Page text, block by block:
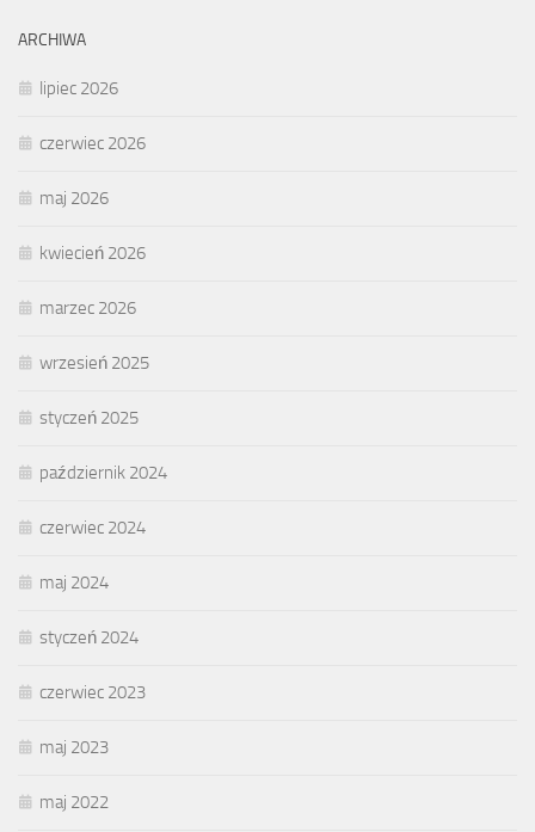
ARCHIWA
lipiec 2026
czerwiec 2026
maj 2026
kwiecień 2026
marzec 2026
wrzesień 2025
styczeń 2025
październik 2024
czerwiec 2024
maj 2024
styczeń 2024
czerwiec 2023
maj 2023
maj 2022